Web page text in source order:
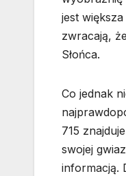
jest
zwracają,
Słońca.
Co jednak
715
swojej
informacją.